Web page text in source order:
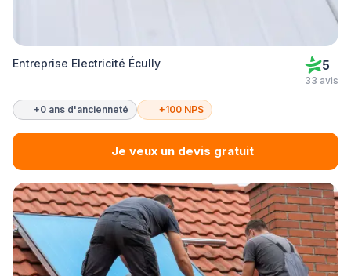
Entreprise Electricité Écully 5
33 avis
+0 ans d'ancienneté +100 NPS
Je veux un devis gratuit